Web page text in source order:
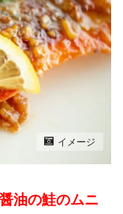
イメージ
油の鮭のムニ